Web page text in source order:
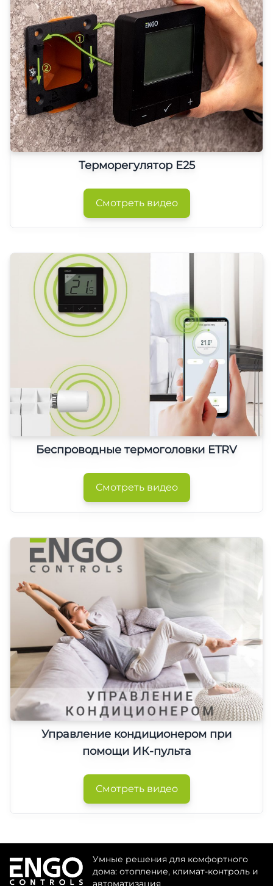
Терморегулятор E25
Смотреть видео
Беспроводные термоголовки ETRV
Смотреть видео
Управление кондиционером при
помощи ИК-пульта
Смотреть видео
Умные решения для комфортного
дома: отопление, климат-контроль и
автоматизация